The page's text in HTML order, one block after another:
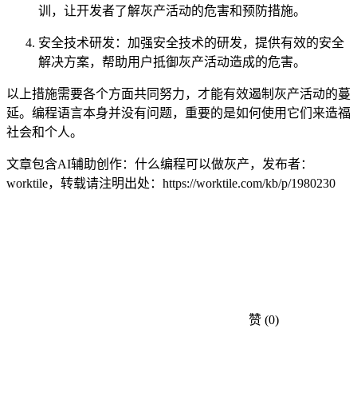
训，让开发者了解灰产活动的危害和预防措施。
安全技术研发：加强安全技术的研发，提供有效的安全
解决方案，帮助用户抵御灰产活动造成的危害。
以上措施需要各个方面共同努力，才能有效遏制灰产活动的蔓
延。编程语言本身并没有问题，重要的是如何使用它们来造福
社会和个人。
文章包含AI辅助创作：什么编程可以做灰产，发布者：
worktile，转载请注明出处： https://worktile.com/kb/p/1980230
赞 (0)